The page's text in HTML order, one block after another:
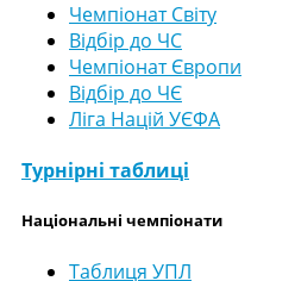
Чемпіонат Світу
Відбір до ЧС
Чемпіонат Європи
Відбір до ЧЄ
Ліга Націй УЄФА
Турнірні таблиці
Національні чемпіонати
Таблиця УПЛ